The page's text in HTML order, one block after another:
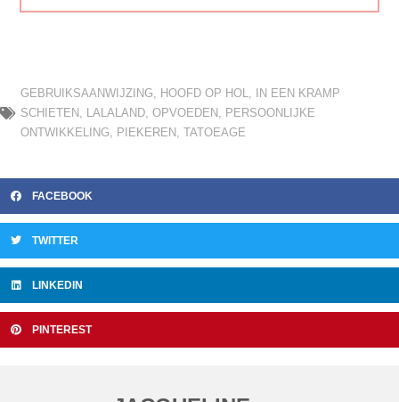
GEBRUIKSAANWIJZING, HOOFD OP HOL,
IN EEN KRAMP
SCHIETEN , LALALAND, OPVOEDEN , PERSOONLIJKE
ONTWIKKELING, PIEKEREN , TATOEAGE
FACEBOOK
TWITTER
LINKEDIN
PINTEREST